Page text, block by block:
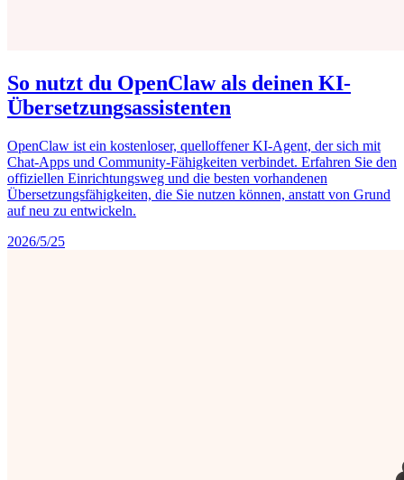
So nutzt du OpenClaw als deinen KI-
Übersetzungsassistenten
OpenClaw ist ein kostenloser, quelloffener KI-Agent, der sich mit
Chat-Apps und Community-Fähigkeiten verbindet. Erfahren Sie den
offiziellen Einrichtungsweg und die besten vorhandenen
Übersetzungsfähigkeiten, die Sie nutzen können, anstatt von Grund
auf neu zu entwickeln.
2026/5/25